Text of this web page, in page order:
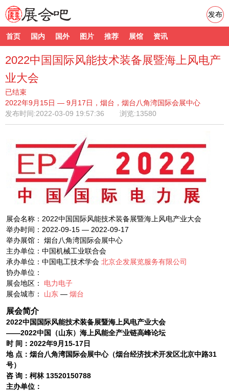
首页 国内 国外 图片 推荐 展馆 资讯
发布
2022中国国际风能技术装备展暨海上风电产
业大会
已结束
2022年9月15日 — 9月17日，烟台，烟台八角湾国际会展中心
发布时间:2022-03-09 19:57:36 浏览:13580
展会名称：2022中国国际风能技术装备展暨海上风电产业大会
举办时间：2022-09-15 — 2022-09-17
举办展馆： 烟台八角湾国际会展中心
主办单位：中国机械工业联合会
承办单位：中国电工技术学会 北京企发展览服务有限公司
协办单位：
展会地区： 电力电子
展会城市： 山东 — 烟台
展会简介
2022中国国际风能技术装备展暨海上风电产业大会
——2022中国（山东）海上风能全产业链高峰论坛
时 间：2022年9月15-17日
地 点：烟台八角湾国际会展中心（烟台经济技术开发区北京中路31
号）
咨 询：柯林 13520150788
主办单位：